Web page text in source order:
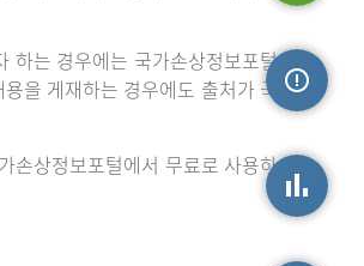
하는 경우에는 국가손상정보포털
을 게재하는 경우에도 출처가 국
손상정보포털에서 무료로 사용하